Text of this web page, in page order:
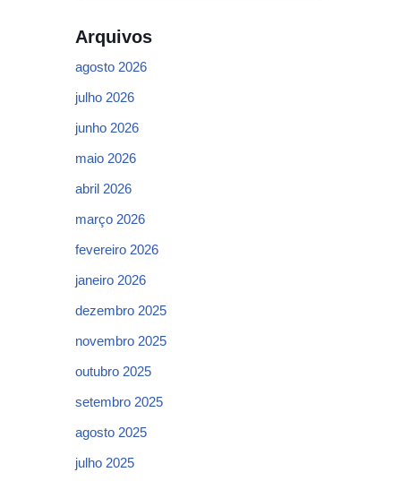
Arquivos
agosto 2026
julho 2026
junho 2026
maio 2026
abril 2026
março 2026
fevereiro 2026
janeiro 2026
dezembro 2025
novembro 2025
outubro 2025
setembro 2025
agosto 2025
julho 2025